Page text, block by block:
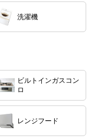
洗濯機
ビルトインガスコン
ロ
レンジフード